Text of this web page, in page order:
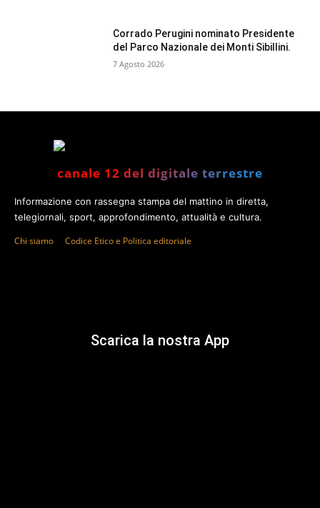
Corrado Perugini nominato Presidente
del Parco Nazionale dei Monti Sibillini.
7 Agosto 2026
canale 12 del digitale terrestre
Informazione con rassegna stampa del mattino in diretta,
telegiornali, sport, approfondimento, attualità e cultura.
Chi siamo Codice Etico e Politica editoriale
Scarica la nostra App